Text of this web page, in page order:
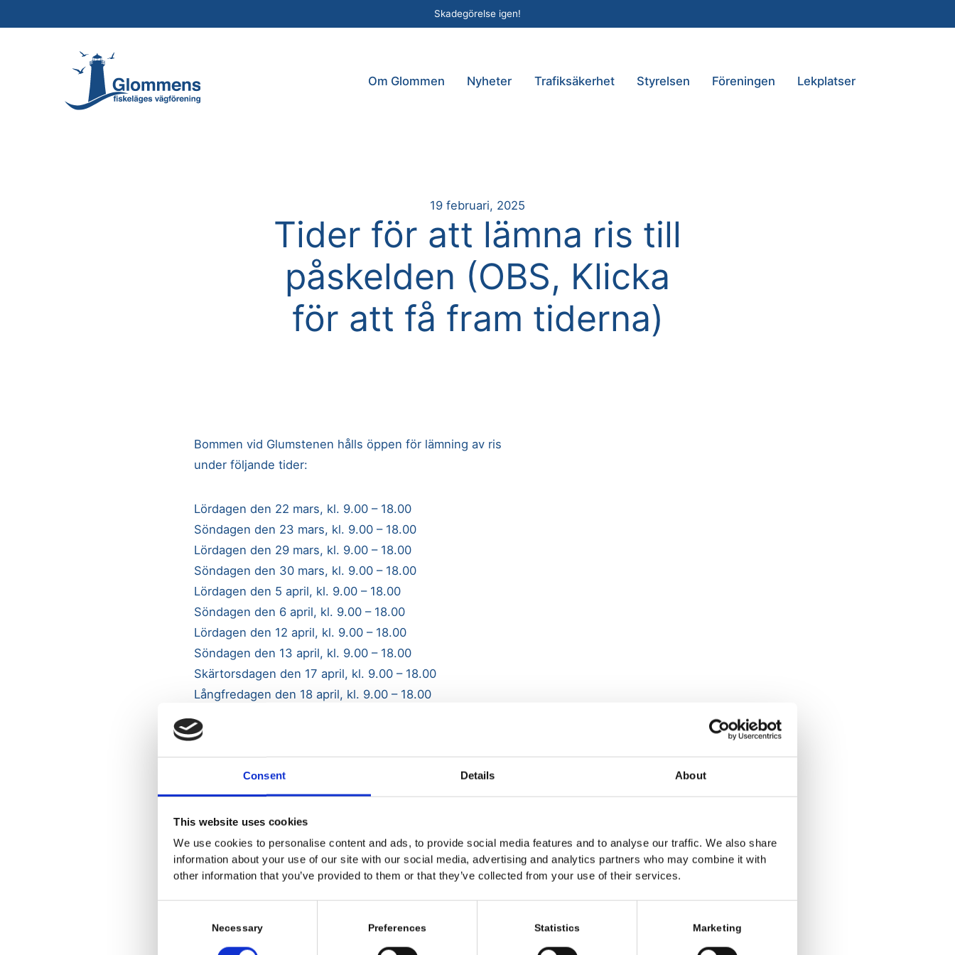
Consent Details About
This website uses cookies
We use cookies to personalise content and ads, to provide social media features and to analyse our traffic. We also share
information about your use of our site with our social media, advertising and analytics partners who may combine it with
other information that you’ve provided to them or that they’ve collected from your use of their services.
Necessary Preferences Statistics Marketing
Skadegörelse igen!
Om Glommen Nyheter Trafiksäkerhet Styrelsen Föreningen Lekplatser
19 februari, 2025
Tider för att lämna ris till
påskelden (OBS, Klicka
för att få fram tiderna)
Bommen vid Glumstenen hålls öppen för lämning av ris
under följande tider:
Lördagen den 22 mars, kl. 9.00 – 18.00
Söndagen den 23 mars, kl. 9.00 – 18.00
Lördagen den 29 mars, kl. 9.00 – 18.00
Söndagen den 30 mars, kl. 9.00 – 18.00
Lördagen den 5 april, kl. 9.00 – 18.00
Söndagen den 6 april, kl. 9.00 – 18.00
Lördagen den 12 april, kl. 9.00 – 18.00
Söndagen den 13 april, kl. 9.00 – 18.00
Skärtorsdagen den 17 april, kl. 9.00 – 18.00
Långfredagen den 18 april, kl. 9.00 – 18.00
Påskafton den 19 april, kl. 9.00 – 14.00
Påskelden kommer vid tjänlig väderlek och vind att tändas
på Påskafton kl. 20.00
OBS! Endast ris och mindre grenar får lämnas,
ej trädgårdsavfall, rivningsvirke etc.
Överträdelse kommer att anmälas.
Ett samarrangemang mellan
GLOMMENS FISKELÄGES VÄGFÖRENING